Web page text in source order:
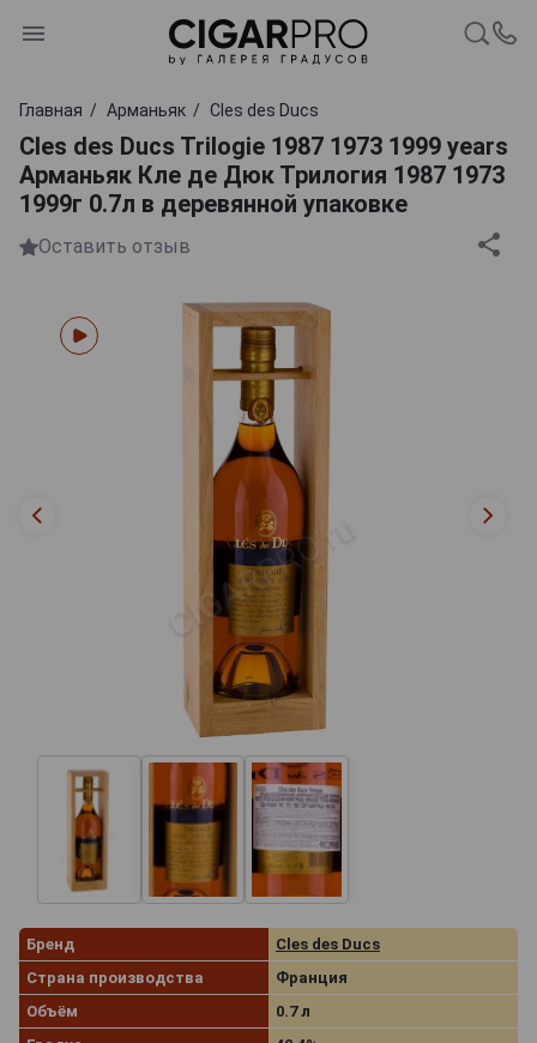
Главная Арманьяк Cles des Ducs
Cles des Ducs Trilogie 1987 1973 1999 years
Арманьяк Кле де Дюк Трилогия 1987 1973
1999г 0.7л в деревянной упаковке
Оставить отзыв
Бренд
Cles des Ducs
Страна производства
Франция
Объём
0.7 л